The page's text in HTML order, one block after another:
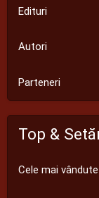
Edituri
Autori
Parteneri
Top &
Cele mai